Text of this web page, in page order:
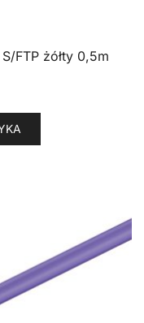
FTP żółty 0,5m